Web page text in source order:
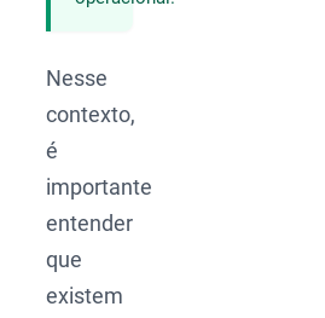
Nesse
contexto,
é
importante
entender
que
existem